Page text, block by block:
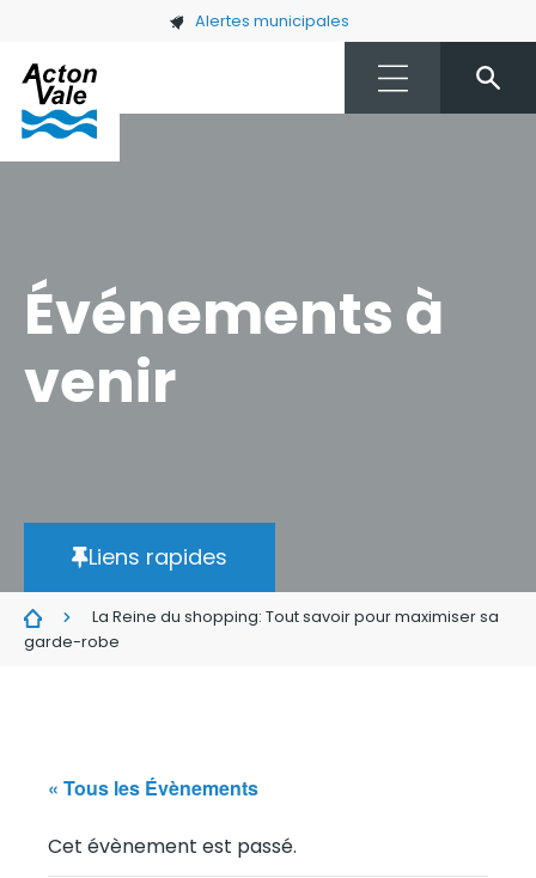
Skip to main content Alertes municipales
Événements à
venir
Liens rapides
La Reine du shopping: Tout savoir pour maximiser sa
garde-robe
« Tous les Évènements
Cet évènement est passé.